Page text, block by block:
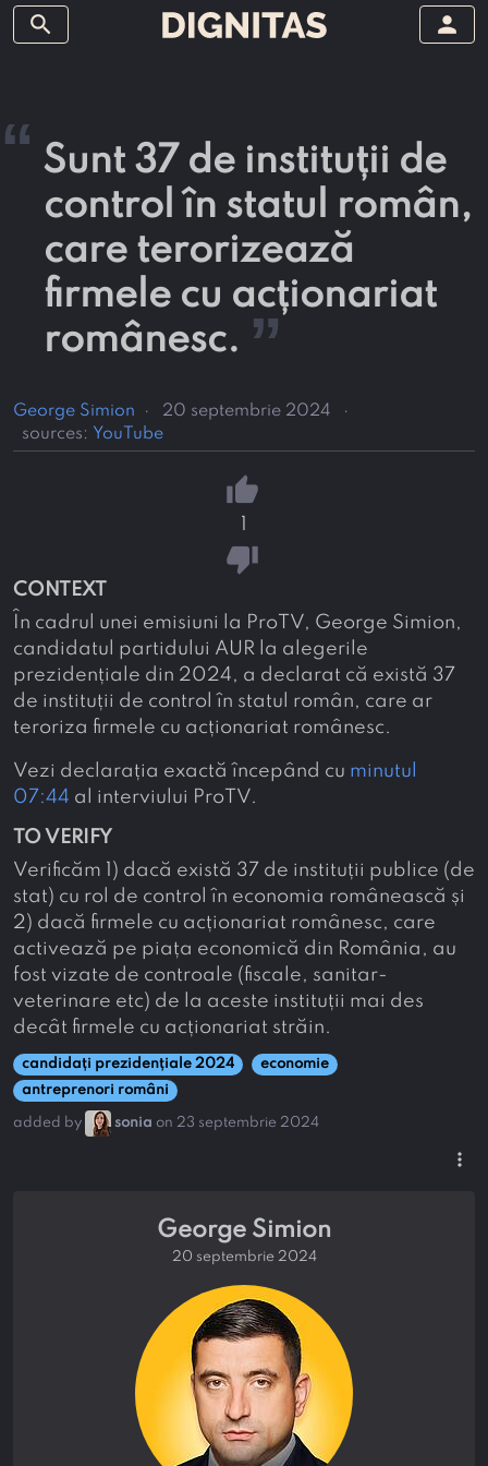
search person
“ Sunt 37 de instituții de
control în statul român,
care terorizează
firmele cu acționariat
românesc. ”
George Simion · 20 septembrie 2024
·
sources: YouTube
thumb_up
thumb_down
CONTEXT
În cadrul unei emisiuni la ProTV, George Simion,
candidatul partidului AUR la alegerile
prezidențiale din 2024, a declarat că există 37
de instituții de control în statul român, care ar
teroriza firmele cu acționariat românesc.
Vezi declarația exactă începând cu minutul
07:44 al interviului ProTV.
TO VERIFY
Verificăm 1) dacă există 37 de instituții publice (de
stat) cu rol de control în economia românească și
2) dacă firmele cu acționariat românesc, care
activează pe piața economică din România, au
fost vizate de controale (fiscale, sanitar-
veterinare etc) de la aceste instituții mai des
decât firmele cu acționariat străin.
candidați prezidențiale 2024
economie
antreprenori români
added by sonia on 23 septembrie 2024
more_vert
George Simion
20 septembrie 2024